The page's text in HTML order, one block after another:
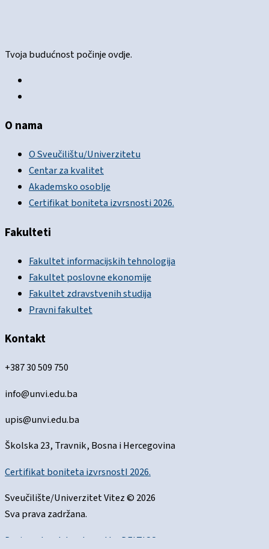
Tvoja budućnost počinje ovdje.
O nama
O Sveučilištu/Univerzitetu
Centar za kvalitet
Akademsko osoblje
Certifikat boniteta izvrsnosti 2026.
Fakulteti
Fakultet informacijskih tehnologija
Fakultet poslovne ekonomije
Fakultet zdravstvenih studija
Pravni fakultet
Kontakt
+387 30 509 750
info@unvi.edu.ba
upis@unvi.edu.ba
Školska 23, Travnik, Bosna i Hercegovina
Certifikat boniteta izvrsnostI 2026.
Sveučilište/Univerzitet Vitez © 2026
Sva prava zadržana.
Designed and developed by DELTICO